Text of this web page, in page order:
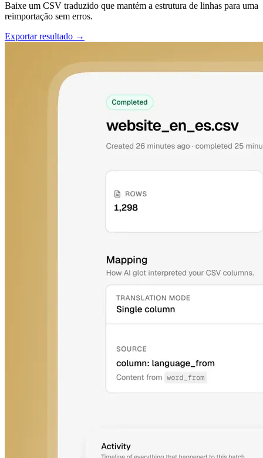
Baixe um CSV traduzido que mantém a estrutura de linhas para uma
reimportação sem erros.
Exportar resultado →